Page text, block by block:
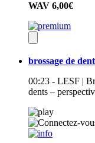
WAV 6,00€
brossage de
00:23 - LESF |
dents –